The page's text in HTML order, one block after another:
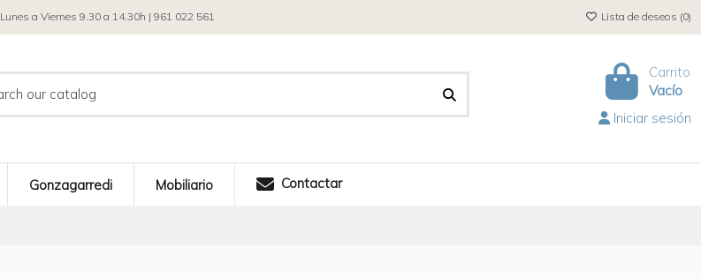
Lunes a Viernes 9.30 a 14.30h | 961 022 561 Lista de deseos (0)
Carrito
Vacío
Iniciar sesión
Gonzagarredi Mobiliario Contactar